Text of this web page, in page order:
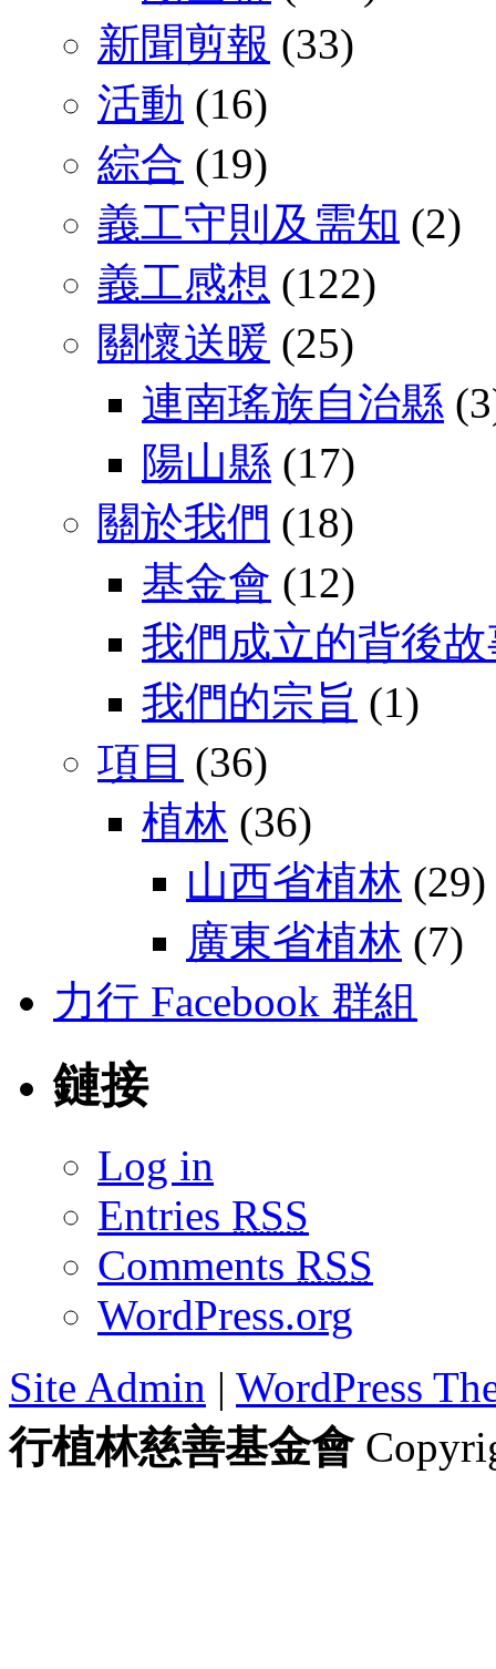
新聞剪報 (33)
活動 (16)
綜合 (19)
義工守則及需知 (2)
義工感想 (122)
關懷送暖 (25)
連南瑤族自治縣
陽山縣 (17)
關於我們 (18)
基金會 (12)
我們成立的背後
我們的宗旨 (1)
項目 (36)
植林 (36)
山西省植林 (29)
廣東省植林 (7)
力行 Facebook 群組
鏈接
Log in
Entries RSS
Comments RSS
WordPress.org
Site Admin | WordPress
行植林慈善基金會